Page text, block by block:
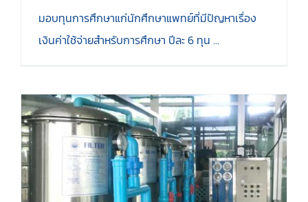
มอบทุนการศึกษาแก่นักศึกษาแพทย์ที่มีปัญหาเรื่อง
เงินค่าใช้จ่ายสำหรับการศึกษา ปีละ 6 ทุน ...